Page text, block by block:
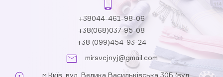
+38044-461-98-06
+38(068)037-95-08
+38 (099)454-93-24
mirsvejnyj@gmail.com
м.Київ, вул. Велика Васильківська 30Б (вул.